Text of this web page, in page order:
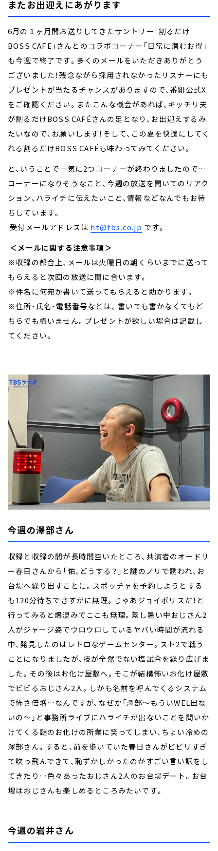
またお出迎えにあがります
6月の１ヶ月間お送りしてきたサントリー「割るだけ
BOSS CAFE」さんとのコラボコーナー「日常に潜むお得」
も今週で終了です。多くのメールをいただきありがとう
ございました！残念ながら採用されなかったリスナーにも
プレゼントが当たるチャンスがありますので、番組公式X
をご確認ください。またこんな機会があれば、キッチリ夫
が割るだけBOSS CAFÉさんの足となり、お出迎えするみ
たいなので、お願いします！そして、この夏を快適にしてく
れる割るだけBOSS CAFÉも味わってみてください。
と、いうことで一気に2つコーナーが終わりましたので…
コーナーになりそうなこと、今週の放送を聞いてのリアク
ション、ハライチに伝えたいこと、情報などなんでもお待
ちしています。
受付メールアドレスは ht@tbs.co.jp です。
＜メールに関する注意事項＞
※収録の都合上、メールは火曜日の朝くらいまでに送って
もらえると次回の放送に間に合います。
※件名に何宛か書いて送ってもらえると助かります。
※住所・氏名・電話番号などは、 書いても書かなくてもど
ちらでも構いません。プレゼントが欲しい場合は記載し
てください。
今週の澤部さん
収録と収録の間が長時間空いたところ、共演者のオードリ
ー春日さんから「佑、どうする？」と謎のノリで誘われ、お
台場へ繰り出すことに。スポッチャを予約しようとする
も120分待ちでさすがに無理。じゃあジョイポリスだ！と
行ってみると爆混みでここも無理。蒸し暑い中おじさん2
人がジャージ姿でウロウロしているヤバい時間が流れる
中、発見したのはレトロなゲームセンター。スト2で戦う
ことになりましたが、技が全然でない塩試合を繰り広げま
した。その後はお化け屋敷へ。そこが結構怖いお化け屋敷
でビビるおじさん2人。しかも名前を呼んでくるシステム
で怖さ倍増…なんですが、なぜか「澤部～もういWEL出な
いの～」と事務所ライブにハライチが出ないことを問いか
けてくる謎のお化けの所業に笑ってしまい、ちょい冷めの
澤部さん。すると、前を歩いていた春日さんがビビリすぎ
て吹っ飛んできて、恥ずかしかったのかすごい言い訳をし
てきたり…色々あったおじさん2人のお台場デート。お台
場はおじさんも楽しめるところみたいです。
今週の岩井さん